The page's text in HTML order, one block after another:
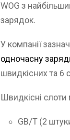
WOG з
зарядок.
У компанії
одночасну
швидкісних та 6
Швидкісні слоти
GB/T (2